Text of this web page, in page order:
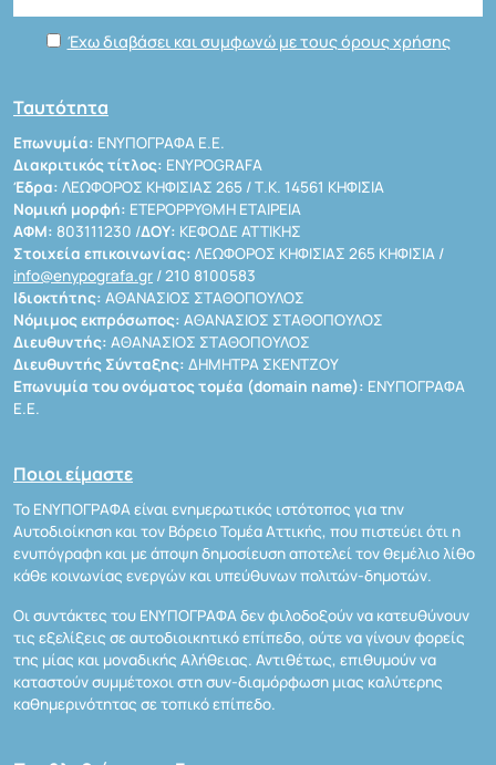
Έχω διαβάσει και συμφωνώ με τους όρους χρήσης
Ταυτότητα
Επωνυμία: ΕΝΥΠΟΓΡΑΦΑ Ε.Ε.
Διακριτικός τίτλος: ENYPOGRAFA
Έδρα: ΛΕΩΦΟΡΟΣ ΚΗΦΙΣΙΑΣ 265 / Τ.Κ. 14561 ΚΗΦΙΣΙΑ
Νομική μορφή: ΕΤΕΡΟΡΡΥΘΜΗ ΕΤΑΙΡΕΙΑ
ΑΦΜ: 803111230 /ΔΟΥ: ΚΕΦΟΔΕ ΑΤΤΙΚΗΣ
Στοιχεία επικοινωνίας: ΛΕΩΦΟΡΟΣ ΚΗΦΙΣΙΑΣ 265 ΚΗΦΙΣΙΑ /
info@enypografa.gr / 210 8100583
Ιδιοκτήτης: ΑΘΑΝΑΣΙΟΣ ΣΤΑΘΟΠΟΥΛΟΣ
Νόμιμος εκπρόσωπος: ΑΘΑΝΑΣΙΟΣ ΣΤΑΘΟΠΟΥΛΟΣ
Διευθυντής: ΑΘΑΝΑΣΙΟΣ ΣΤΑΘΟΠΟΥΛΟΣ
Διευθυντής Σύνταξης: ΔΗΜΗΤΡΑ ΣΚΕΝΤΖΟΥ
Επωνυμία του ονόματος τομέα (domain name): ΕΝΥΠΟΓΡΑΦΑ
Ε.Ε.
Ποιοι είμαστε
Το ΕΝΥΠΟΓΡΑΦΑ είναι ενημερωτικός ιστότοπος για την
Αυτοδιοίκηση και τον Βόρειο Τομέα Αττικής, που πιστεύει ότι η
ενυπόγραφη και με άποψη δημοσίευση αποτελεί τον θεμέλιο λίθο
κάθε κοινωνίας ενεργών και υπεύθυνων πολιτών-δημοτών.
Οι συντάκτες του ΕΝΥΠΟΓΡΑΦΑ δεν φιλοδοξούν να κατευθύνουν
τις εξελίξεις σε αυτοδιοικητικό επίπεδο, ούτε να γίνουν φορείς
της μίας και μοναδικής Αλήθειας. Αντιθέτως, επιθυμούν να
καταστούν συμμέτοχοι στη συν-διαμόρφωση μιας καλύτερης
καθημερινότητας σε τοπικό επίπεδο.